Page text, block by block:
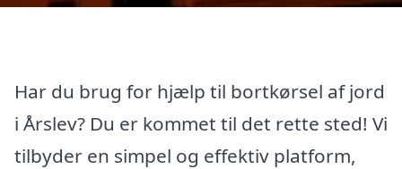
Har du brug for hjælp til bortkørsel af jord
i Årslev? Du er kommet til det rette sted! Vi
tilbyder en simpel og effektiv platform,